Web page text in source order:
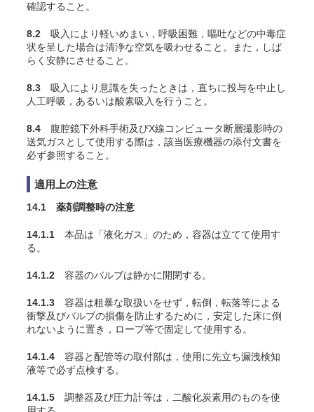
確認すること。
8.2 吸入により軽いめまい，呼吸困難，嘔吐などの中毒症
状を呈した場合は清浄な空気を吸わせること。また，しば
らく安静にさせること。
8.3 吸入により意識を失ったときは，直ちに投与を中止し
人工呼吸，あるいは酸素吸入を行うこと。
8.4 腹腔鏡下外科手術及びX線コンピュータ断層撮影時の
送気ガスとして使用する際は，該当医療機器の添付文書を
必ず参照すること。
適用上の注意
14.1 薬剤調整時の注意
14.1.1 本品は「液化ガス」のため，容器は立てて使用す
る。
14.1.2 容器のバルブは静かに開閉する。
14.1.3 容器は粗暴な取扱いをせず，転倒，転落等による
衝撃及びバルブの損傷を防止するために，安定した床に倒
れないように置き，ロープ等で固定して使用する。
14.1.4 容器と配管等の取付部は，使用に先立ち漏洩検知
液等で必ず点検する。
14.1.5 調整器及び圧力計等は，二酸化炭素用のものを使